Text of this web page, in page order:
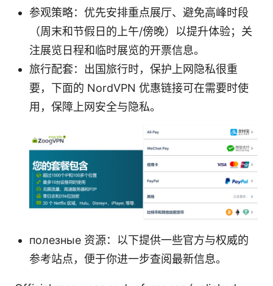
参观策略：优先安排重点展厅、避免高峰时段
（周末和节假日的上午/傍晚）以提升体验；关
注展览日程和临时展览的开票信息。
旅行配套：出国旅行时，保护上网隐私很重
要，下面的 NordVPN 优惠链接可在需要时使
用，保障上网安全与隐私。
полезные 资源：以下提供一些官方与权威的
参考站点，便于你进一步查阅最新信息。